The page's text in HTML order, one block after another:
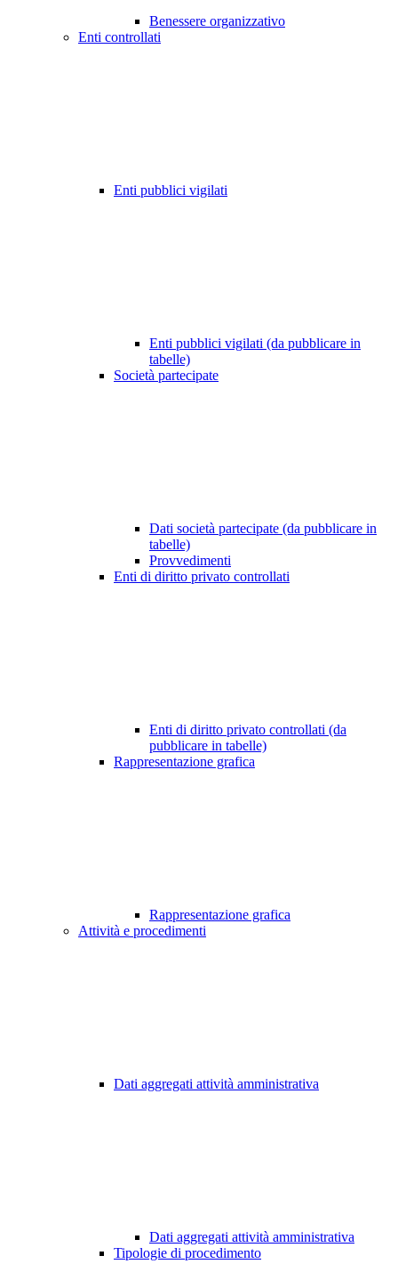
Benessere organizzativo
Enti controllati
Enti pubblici vigilati
Enti pubblici vigilati (da pubblicare in
tabelle)
Società partecipate
Dati società partecipate (da pubblicare in
tabelle)
Provvedimenti
Enti di diritto privato controllati
Enti di diritto privato controllati (da
pubblicare in tabelle)
Rappresentazione grafica
Rappresentazione grafica
Attività e procedimenti
Dati aggregati attività amministrativa
Dati aggregati attività amministrativa
Tipologie di procedimento